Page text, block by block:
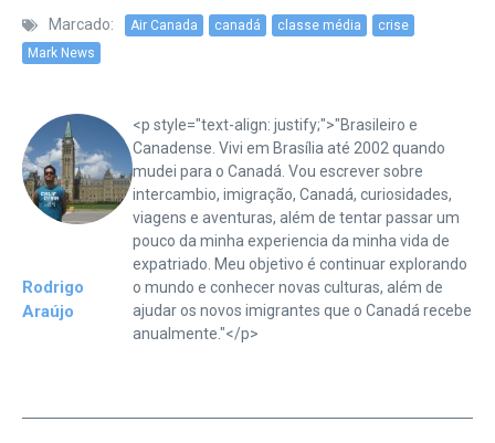
Marcado: Air Canada canadá classe média
crise
Mark News
Rodrigo
Araújo
<p style="text-align: justify;">"Brasileiro e
Canadense. Vivi em Brasília até 2002 quando
mudei para o Canadá. Vou escrever sobre
intercambio, imigração, Canadá, curiosidades,
viagens e aventuras, além de tentar passar um
pouco da minha experiencia da minha vida de
expatriado. Meu objetivo é continuar explorando
o mundo e conhecer novas culturas, além de
ajudar os novos imigrantes que o Canadá recebe
anualmente."</p>